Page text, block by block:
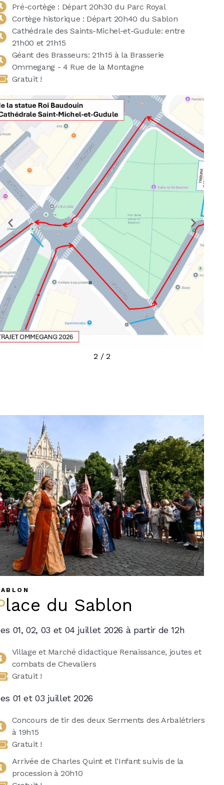
2 / 2
Pré-cortège : Départ 20h30 du Parc Royal
Cortège historique : Départ 20h40 du Sablon
Cathédrale des Saints-Michel-et-Gudule: entre
21h00 et 21h15
Géant des Brasseurs: 21h15 à la Brasserie
Ommegang - 4 Rue de la Montagne
Gratuit !
Place du Sablon
01, 02, 03 et 04 juillet 2026 à partir de 12h
Village et Marché didactique Renaissance, joutes et
combats de Chevaliers
Gratuit !
01 et 03 juillet 2026
Concours de tir des deux Serments des Arbalétriers
à 19h15
Gratuit !
Arrivée de Charles Quint et l'Infant suivis de la
procession à 20h10